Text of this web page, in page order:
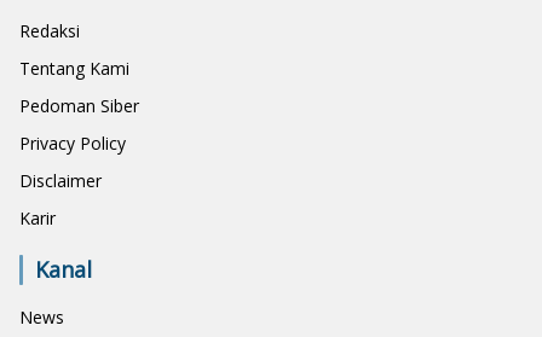
Redaksi
Tentang Kami
Pedoman Siber
Privacy Policy
Disclaimer
Karir
Kanal
News